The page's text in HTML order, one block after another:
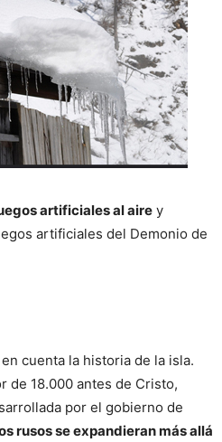
artificiales al aire y
artificiales del Demonio de
cuenta la historia de la isla.
de 18.000 antes de Cristo,
por el gobierno de
rusos se expandieran más allá